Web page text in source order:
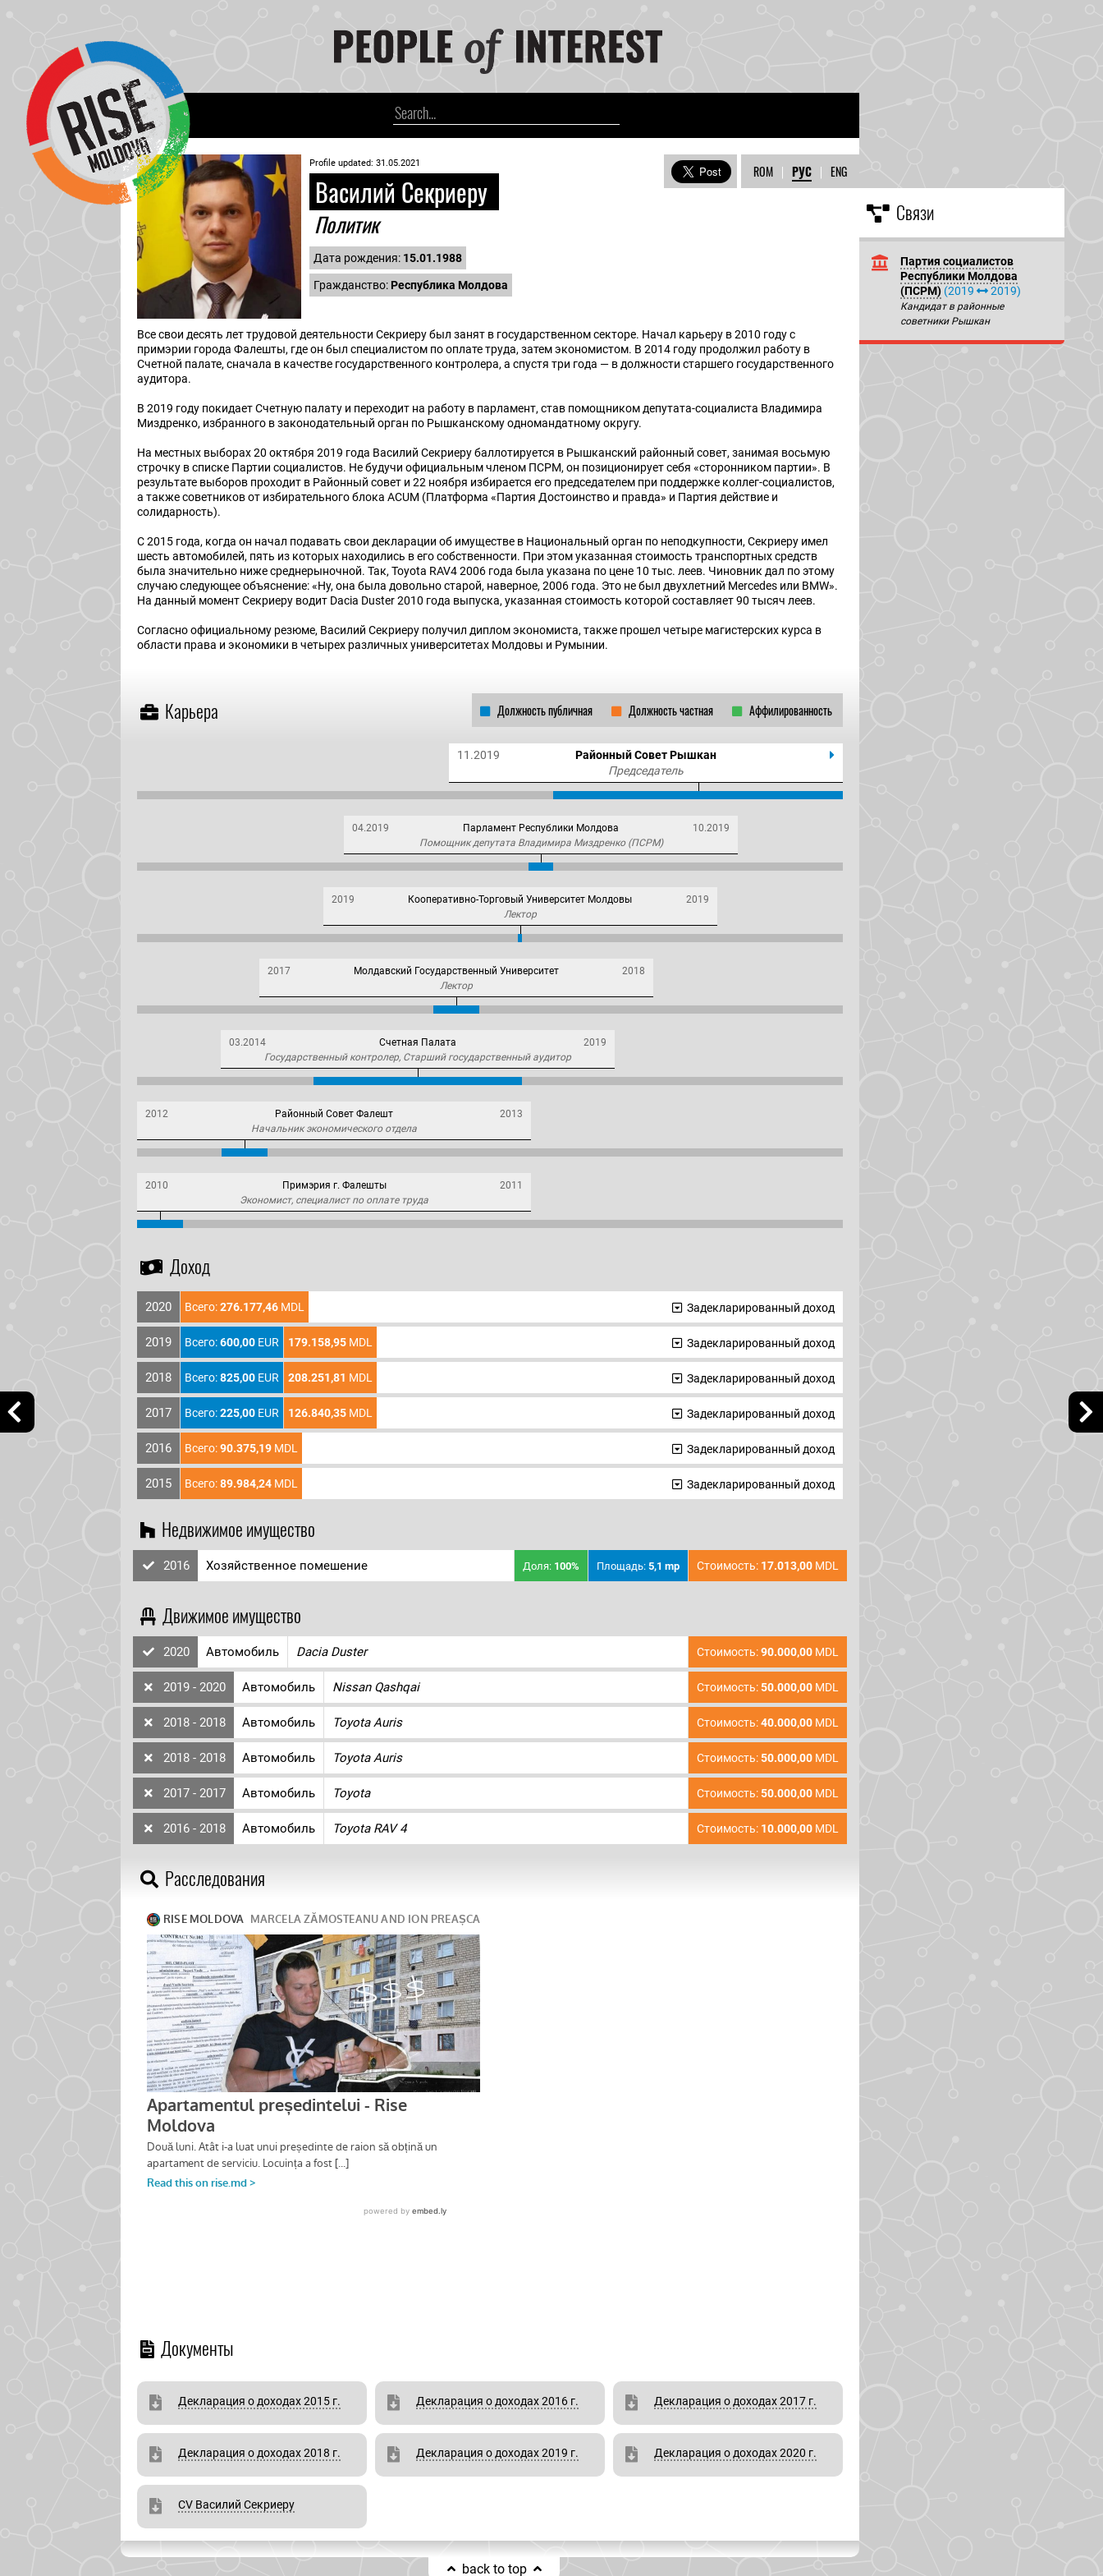
ENG
|
РУС
|
ROM
Profile updated: 31.05.2021
Василий Секриеру
Политик
Дата рождения: 15.01.1988
Гражданство: Республика Молдова
Все свои десять лет трудовой деятельности Секриеру был занят в государственном секторе. Начал карьеру в 2010 году с
примэрии города Фалешты, где он был специалистом по оплате труда, затем экономистом. В 2014 году продолжил работу в
Счетной палате, сначала в качестве государственного контролера, а спустя три года — в должности старшего государственного
аудитора.
В 2019 году покидает Счетную палату и переходит на работу в парламент, став помощником депутата-социалиста Владимира
Миздренко, избранного в законодательный орган по Рышканскому одномандатному округу.
На местных выборах 20 октября 2019 года Василий Секриеру баллотируется в Рышканский районный совет, занимая восьмую
строчку в списке Партии социалистов. Не будучи официальным членом ПСРМ, он позиционирует себя «сторонником партии». В
результате выборов проходит в Районный совет и 22 ноября избирается его председателем при поддержке коллег-социалистов,
а также советников от избирательного блока ACUM (Платформа «Партия Достоинство и правда» и Партия действие и
солидарность).
С 2015 года, когда он начал подавать свои декларации об имуществе в Национальный орган по неподкупности, Секриеру имел
шесть автомобилей, пять из которых находились в его собственности. При этом указанная стоимость транспортных средств
была значительно ниже среднерыночной. Так, Toyota RAV4 2006 года была указана по цене 10 тыс. леев. Чиновник дал по этому
случаю следующее объяснение: «Ну, она была довольно старой, наверное, 2006 года. Это не был двухлетний Mercedes или BMW».
На данный момент Секриеру водит Dacia Duster 2010 года выпуска, указанная стоимость которой составляет 90 тысяч леев.
Согласно официальному резюме, Василий Секриеру получил диплом экономиста, также прошел четыре магистерских курса в
области права и экономики в четырех различных университетах Молдовы и Румынии.
Аффилированность
Должность частная
Должность публичная
Карьера
11.2019
Районный Совет Рышкан
Председатель
04.2019 Парламент Республики Молдова
10.2019
Помощник депутата Владимира Миздренко (ПСРМ)
2019 Кооперативно-Торговый Университет Молдовы
2019
Лектор
2017 Молдавский Государственный Университет
2018
Лектор
03.2014 Счетная Палата
2019
Государственный контролер, Старший государственный аудитор
2012 Районный Совет Фалешт
2013
Начальник экономического отдела
2010 Примэрия г. Фалешты
2011
Экономист, специалист по оплате труда
Доход
2020 Всего:276.177,46 MDL Задекларированный доход
2019 Всего:600,00 EUR 179.158,95 MDL Задекларированный доход
2018 Всего:825,00 EUR 208.251,81 MDL Задекларированный доход
2017 Всего:225,00 EUR 126.840,35 MDL Задекларированный доход
2016 Всего:90.375,19 MDL Задекларированный доход
2015 Всего:89.984,24 MDL Задекларированный доход
Недвижимое имущество
2016 Хозяйственное помешение Стоимость: 17.013,00 MDL
Площадь: 5,1 mp
Доля: 100%
Движимое имущество
2020 Автомобиль Dacia Duster Стоимость:90.000,00 MDL
2019 - 2020 Автомобиль Nissan Qashqai Стоимость:50.000,00 MDL
2018 - 2018 Автомобиль Toyota Auris Стоимость:40.000,00 MDL
2018 - 2018 Автомобиль Toyota Auris Стоимость:50.000,00 MDL
2017 - 2017 Автомобиль Toyota Стоимость:50.000,00 MDL
2016 - 2018 Автомобиль Toyota RAV 4 Стоимость: 10.000,00 MDL
Расследования
Документы
Декларация о доходах 2015 г. Декларация о доходах 2016 г. Декларация о доходах 2017 г.
Декларация о доходах 2018 г. Декларация о доходах 2019 г. Декларация о доходах 2020 г.
CV Василий Секриеру
back to top
Связи
Партия социалистов
Республики Молдова
(ПСРМ) (2019 2019)
Кандидат в районные
советники Рышкан